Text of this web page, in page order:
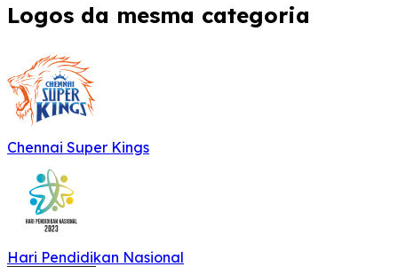
Logos da mesma categoria
Chennai Super Kings
Hari Pendidikan Nasional